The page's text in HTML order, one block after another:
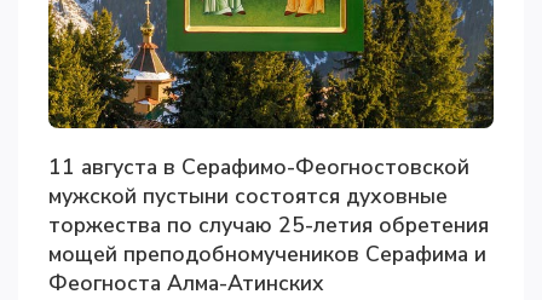
11 августа в Серафимо-Феогностовской
мужской пустыни состоятся духовные
торжества по случаю 25-летия обретения
мощей преподобномучеников Серафима и
Феогноста Алма-Атинских